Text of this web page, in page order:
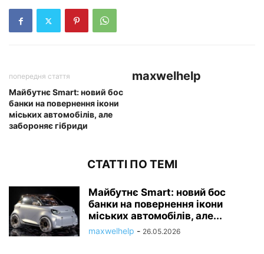
попередня стаття
Майбутнє Smart: новий бос
банки на повернення ікони
міських автомобілів, але
забороняє гібриди
maxwelhelp
СТАТТІ ПО ТЕМІ
Майбутнє Smart: новий бос
банки на повернення ікони
міських автомобілів, але...
maxwelhelp - 26.05.2026